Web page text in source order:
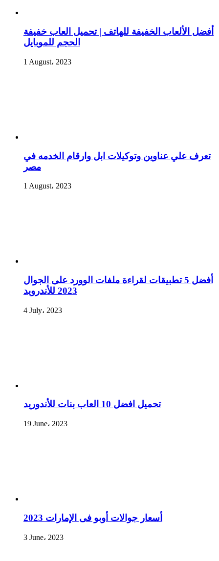
أفضل الألعاب الخفيفة للهاتف | تحميل العاب خفيفة
الحجم للموبايل
1 August، 2023
تعرف علي عناوين وتوكيلات ابل وارقام الخدمه في
مصر
1 August، 2023
أفضل 5 تطبيقات لقراءة ملفات الوورد على الجوال
2023 للأندرويد
4 July، 2023
تحميل افضل 10 العاب بنات للأندوريد
19 June، 2023
أسعار جوالات أوبو فى الإمارات 2023
3 June، 2023